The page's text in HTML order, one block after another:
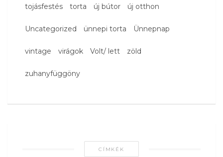
tojásfestés torta új bútor új otthon
Uncategorized ünnepi torta Ünnepnap
vintage virágok Volt/ lett zöld
zuhanyfüggöny
CÍMKÉK